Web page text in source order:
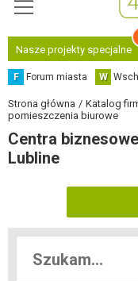
Nasze projekty specjalne
F Forum miasta W
Strona główna Katalog
pomieszczenia biurowe
Centra
Lubline